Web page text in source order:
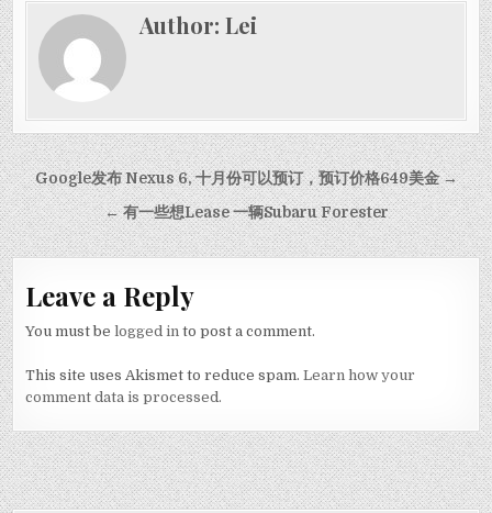
Author:Lei
Post navigation
Google发布 Nexus 6, 十月份可以预订，预订价格649美金 →
← 有一些想Lease 一辆Subaru Forester
Leave a Reply
You must belogged in to post a comment.
This site uses Akismet to reduce spam.Learn how your
comment data is processed.